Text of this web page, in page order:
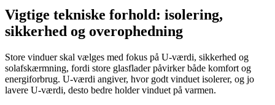
Vigtige tekniske forhold: isolering,
sikkerhed og overophedning
Store vinduer skal vælges med fokus på U-værdi, sikkerhed og
solafskærmning, fordi store glasflader påvirker både komfort og
energiforbrug. U-værdi angiver, hvor godt vinduet isolerer, og jo
lavere U-værdi, desto bedre holder vinduet på varmen.